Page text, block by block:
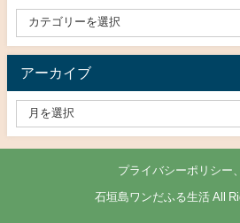
アーカイブ
プライバシーポリシー
© 石垣島ワンだふる生活 All